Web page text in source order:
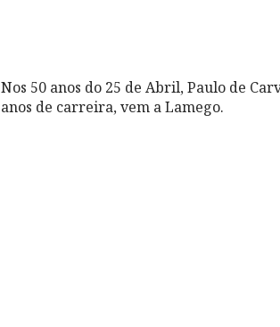
Nos 50 anos do 25 de Abril, Paulo de
anos de carreira, vem a Lamego.